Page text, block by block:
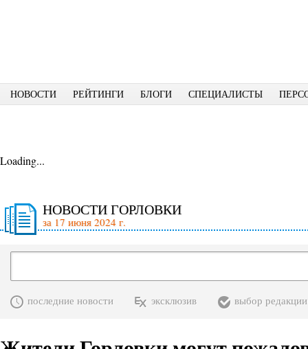
НОВОСТИ РЕЙТИНГИ БЛОГИ СПЕЦИАЛИСТЫ
Loading...
НОВОСТИ ГОРЛОВКИ
за 17 июня 2024 г.
последние новости эксклюзив выбор редакции